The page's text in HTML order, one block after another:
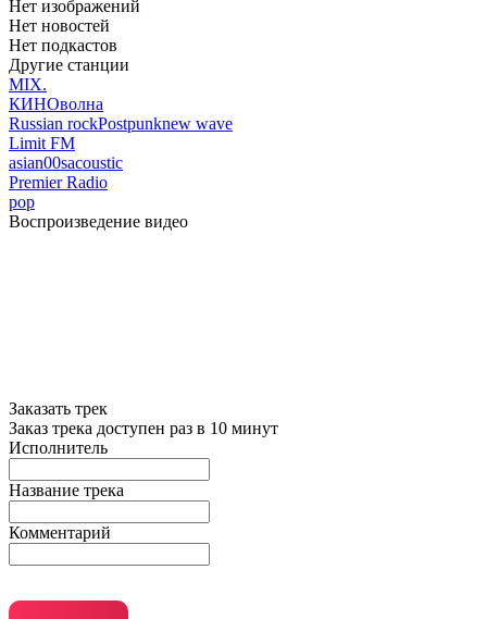
Нет изображений
Нет новостей
Нет подкастов
Другие станции
MIX.
КИНОволна
Russian rockPostpunknew wave
Limit FM
asian00sacoustic
Premier Radio
pop
Воспроизведение видео
Заказать трек
Заказ трека доступен раз в 10 минут
Исполнитель
Название трека
Комментарий